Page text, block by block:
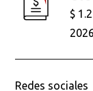
$
Redes sociales